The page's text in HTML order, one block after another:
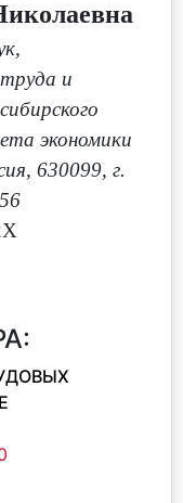
,
и
экономики
630099, г.